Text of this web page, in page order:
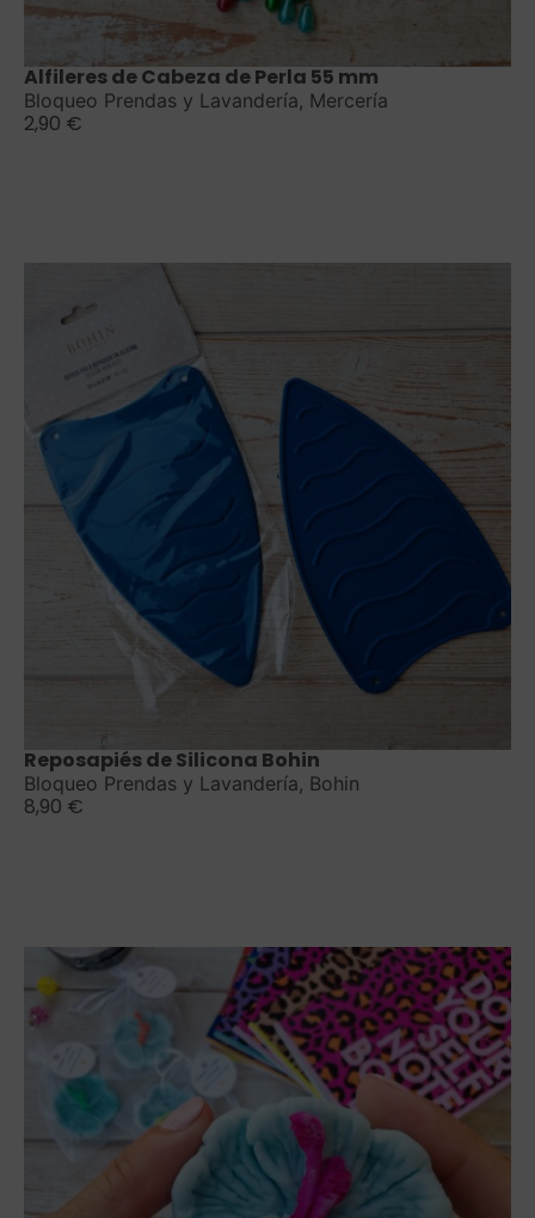
Saber más
Alfileres de Cabeza de Perla 55 mm
Bloqueo Prendas y Lavandería, Mercería
2,90 €
Reposapiés de Silicona Bohin
Bloqueo Prendas y Lavandería, Bohin
8,90 €